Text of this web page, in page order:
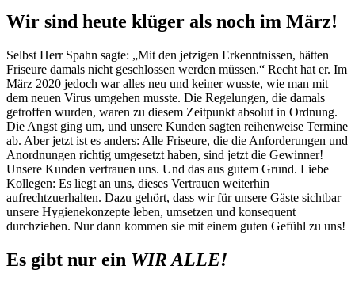
Wir sind heute klüger als noch im März!
Selbst Herr Spahn sagte: „Mit den jetzigen Erkenntnissen, hätten
Friseure damals nicht geschlossen werden müssen.“ Recht hat er. Im
März 2020 jedoch war alles neu und keiner wusste, wie man mit
dem neuen Virus umgehen musste. Die Regelungen, die damals
getroffen wurden, waren zu diesem Zeitpunkt absolut in Ordnung.
Die Angst ging um, und unsere Kunden sagten reihenweise Termine
ab. Aber jetzt ist es anders: Alle Friseure, die die Anforderungen und
Anordnungen richtig umgesetzt haben, sind jetzt die Gewinner!
Unsere Kunden vertrauen uns. Und das aus gutem Grund. Liebe
Kollegen: Es liegt an uns, dieses Vertrauen weiterhin
aufrechtzuerhalten. Dazu gehört, dass wir für unsere Gäste sichtbar
unsere Hygienekonzepte leben, umsetzen und konsequent
durchziehen. Nur dann kommen sie mit einem guten Gefühl zu uns!
Es gibt nur ein WIR ALLE!